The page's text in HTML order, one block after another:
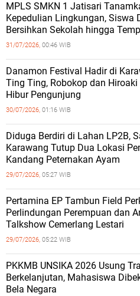
MPLS SMKN 1 Jatisari
Kepedulian Lingkungan, Siswa
Bersihkan Sekolah hingga
31/07/2026, 00:46 WIB
Danamon Festival Hadir di
Ting Ting, Robokop dan
Hibur Pengunjung
30/07/2026, 01:16 WIB
Diduga Berdiri di Lahan LP2B,
Karawang Tutup Dua Lokasi
Kandang Peternakan Ayam
29/07/2026, 05:27 WIB
Pertamina EP Tambun Field
Perlindungan Perempuan dan
Talkshow Cemerlang Lestari
29/07/2026, 05:22 WIB
PKKMB UNSIKA 2026 Usung
Berkelanjutan, Mahasiswa
Bela Negara